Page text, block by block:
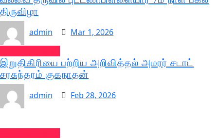
திருவிழா
admin
Mar 1, 2026
இறுதிகிரியை பற்றிய அறிவித்தல் அமரர் சடாட்
சரசுந்தரம் குகநாதன்
admin
Feb 28, 2026